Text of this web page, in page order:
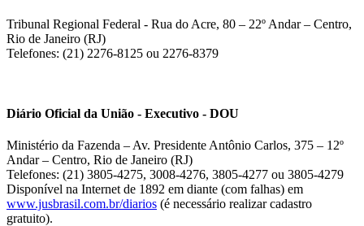
Tribunal Regional Federal - Rua do Acre, 80 – 22º Andar – Centro,
Rio de Janeiro (RJ)
Telefones: (21) 2276-8125 ou 2276-8379
Diário Oficial da União - Executivo - DOU
Ministério da Fazenda – Av. Presidente Antônio Carlos, 375 – 12º
Andar – Centro, Rio de Janeiro (RJ)
Telefones: (21) 3805-4275, 3008-4276, 3805-4277 ou 3805-4279
Disponível na Internet de 1892 em diante (com falhas) em
www.jusbrasil.com.br/diarios (é necessário realizar cadastro
gratuito).